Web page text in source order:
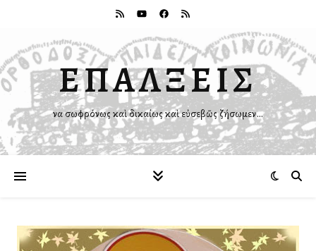
ΕΠΑΛΞΕΙΣ
Ἵνα σωφρόνως καὶ δικαίως καὶ εὐσεβῶς ζήσωμεν…